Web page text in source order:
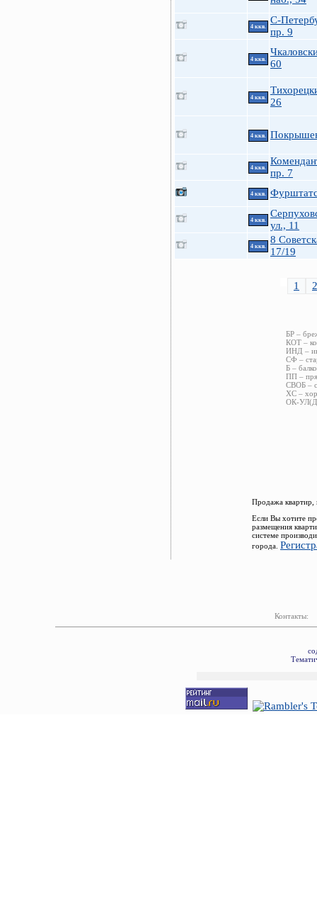
4 ккв.
С-
пр. 9
4 ккв.
60
4 ккв.
26
4 ккв.
4 ккв.
пр. 7
4 ккв.
4 ккв.
ул., 11
4 ккв.
8
17/19
1 2
БР –
КОТ –
ИНД –
СФ –
Б –
ПП –
СВОБ –
ХС –
ОК-
Продажа квартир,
Если Вы хотите
размещения
системе
города.
Контакты: